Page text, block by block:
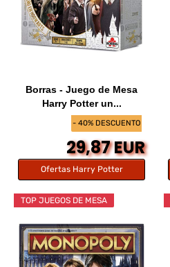
- 40% DESCUENTO
Borras - Juego de Mesa
Harry Potter un...
29,87 EUR
Ofertas Harry Potter
TOP JUEGOS DE MESA